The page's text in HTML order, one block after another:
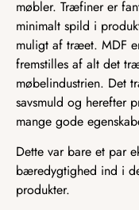
møbler. Træfiner er
minimalt spild i
muligt af træet. MDF
fremstilles af alt det
møbelindustrien. Det
savsmuld og herefter
mange gode
Dette var bare et par
bæredygtighed ind i
produkter.